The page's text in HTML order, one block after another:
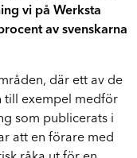
vi på Werksta
av svenskarna
där ett av de
till exempel medför
som publicerats i
att en förare med